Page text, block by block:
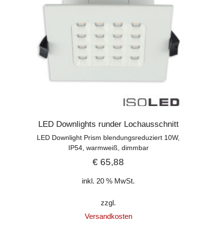
LED Downlights runder Lochausschnitt
LED Downlight Prism blendungsreduziert 10W,
IP54, warmweiß, dimmbar
€ 65,88
inkl. 20 % MwSt.
zzgl.
Versandkosten